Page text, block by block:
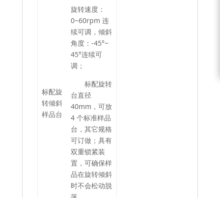
标配旋
转倾斜
样品台
旋转速度：
0~60rpm 连
续可调，倾斜
角度：-45°~
45°连续可
调；
标配旋转
台直径
40mm，可放
4 个标准样品
台，其它规格
可订做；具有
双重锁紧装
置，可确保样
品在旋转倾斜
时不会松动脱